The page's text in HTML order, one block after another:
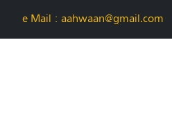
e-Mail : aahwaan@gmail.com